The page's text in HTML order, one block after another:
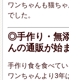
ワンちゃんも猫ち
でした。
◎手作り・無
んの通販が始
手作り食を食べて
ワンちゃんより3年